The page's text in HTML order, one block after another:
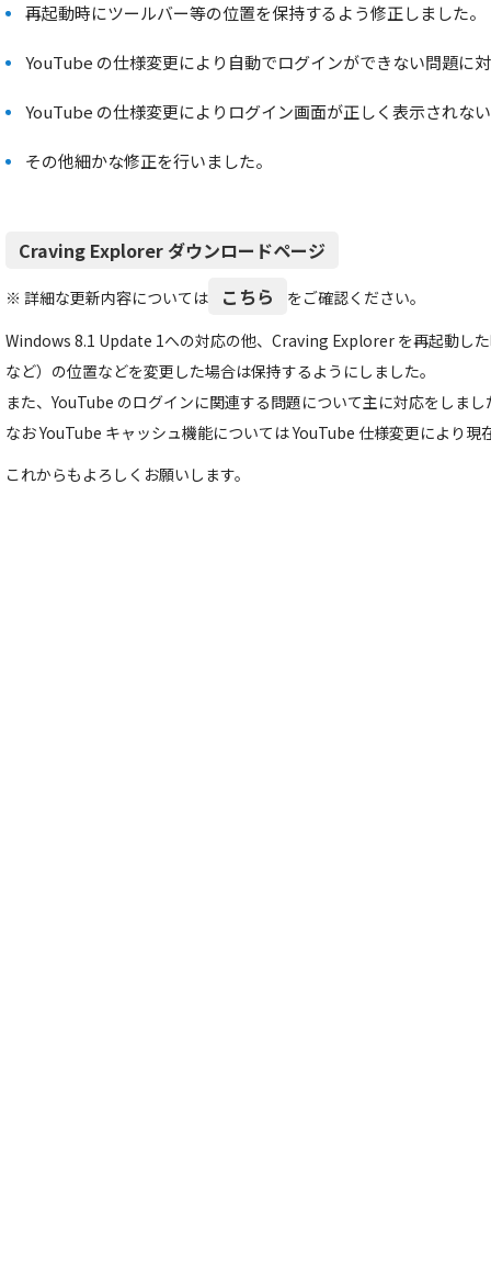
再起動時にツールバー等の位置を保持するよう修正しました。
YouTube の仕様変更により自動でログインができない問題に
YouTube の仕様変更によりログイン画面が正しく表示されな
その他細かな修正を行いました。
Craving Explorer ダウンロードページ
※ 詳細な更新内容については こちら
をご確認ください。
Windows 8.1 Update 1への対応の他、Craving Explorer を再起動し
など）の位置などを変更した場合は保持するようにしました。
また、YouTube のログインに関連する問題について主に対応をしまし
なお YouTube キャッシュ機能については YouTube 仕様変更により現
これからもよろしくお願いします。